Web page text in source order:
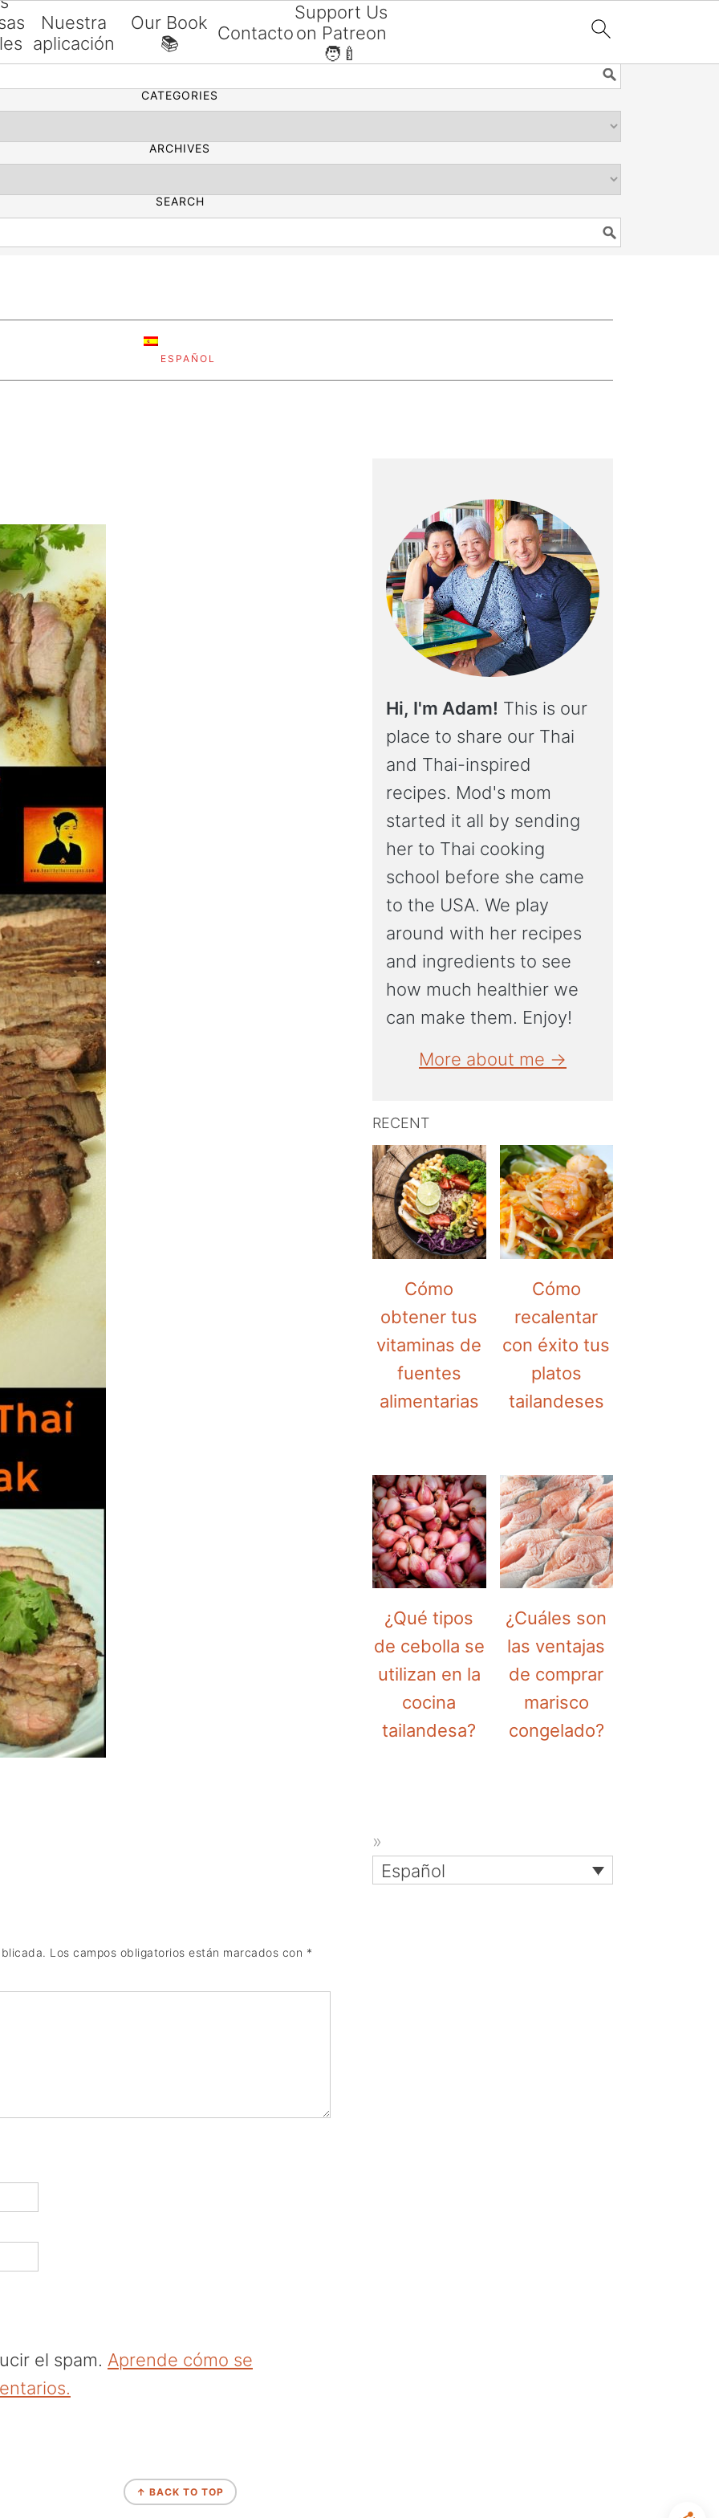
SEARCH
CATEGORIES
ARCHIVES
SEARCH
ESPAÑOL
Nuestra
aplicación
Our Book
📚
Contacto
Support Us
on Patreon
🧑‍🍼
Los campos obligatorios están marcados con *
el spam. Aprende cómo se
Hi, I'm Adam! This is our
place to share our Thai
and Thai-inspired
recipes. Mod's mom
started it all by sending
her to Thai cooking
school before she came
to the USA. We play
around with her recipes
and ingredients to see
how much healthier we
can make them. Enjoy!
More about me →
RECENT
Cómo
obtener tus
vitaminas de
fuentes
alimentarias
Cómo
recalentar
con éxito tus
platos
tailandeses
¿Qué tipos
de cebolla se
utilizan en la
cocina
tailandesa?
¿Cuáles son
las ventajas
de comprar
marisco
congelado?
Español
↑ BACK TO TOP